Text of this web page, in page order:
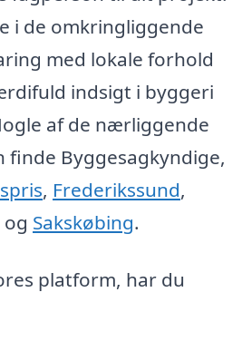
i de omkringliggende
med lokale forhold
indsigt i byggeri
af de nærliggende
finde Byggesagkyndige,
, Frederikssund,
og Sakskøbing.
platform, har du